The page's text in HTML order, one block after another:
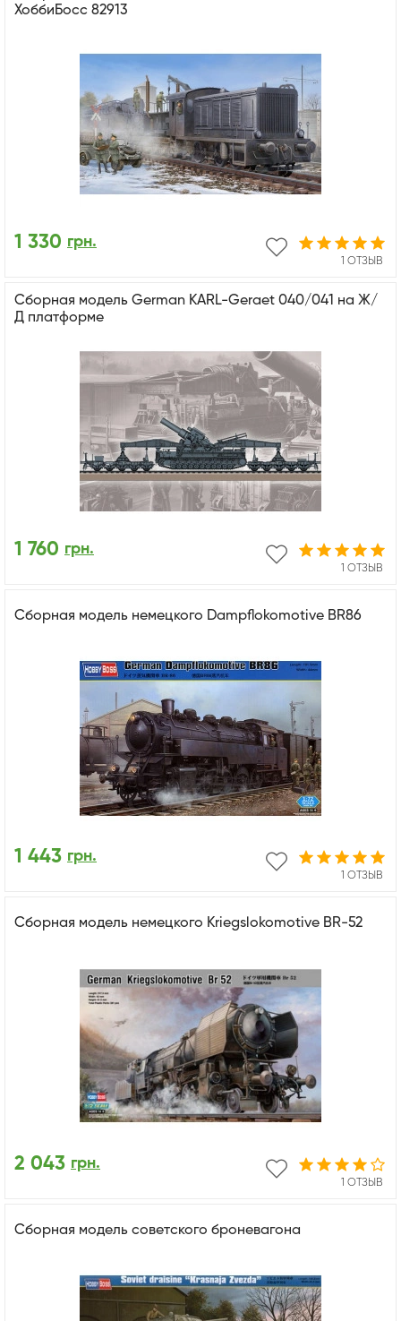
ХоббиБосс 82913
1 ОТЗЫВ
1 330 грн.
Сборная модель German KARL-Geraet 040/041 на Ж/
Д платформе
1 ОТЗЫВ
1 760 грн.
Сборная модель немецкого Dampflokomotive BR86
1 ОТЗЫВ
1 443 грн.
Сборная модель немецкого Kriegslokomotive BR-52
1 ОТЗЫВ
2 043 грн.
Сборная модель советского броневагона